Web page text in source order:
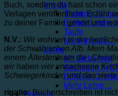
Impuls
Training
Echtes Leben
Taufe
Mehr Impuls…
Lehre
Mit Sicherheit
Geborgen in
Erlöst in
Mehr Lehre…
Podcast
Buch, sondern du hast schon
Verlagen veröffentlicht. Erzähl
zu deiner Familie gehört und
N.V.: Wir wohnen in der
der Schwäbischen Alb. Mein
einem Ältestenteam die
wir haben vier erwachsene
Schwiegerkinder, und das
rigatio:Bücherschreiben ist